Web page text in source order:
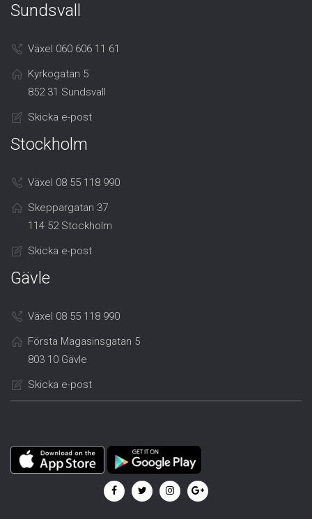
Sundsvall
Växel 060 606 11 61
Kyrkogatan 5
852 31 Sundsvall
Skicka e-post
Stockholm
Växel 08 55 118 990
Skeppargatan 37
114 52 Stockholm
Skicka e-post
Gävle
Växel 08 55 118 990
Första Magasinsgatan 5
803 10 Gävle
Skicka e-post